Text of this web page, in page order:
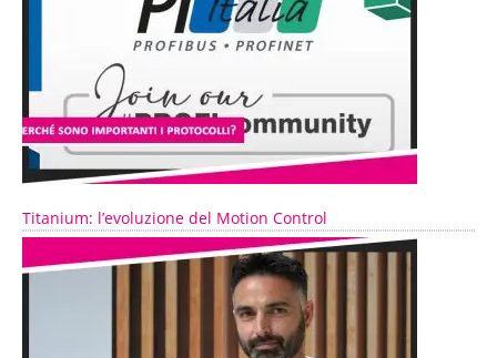
Titanium: l’evoluzione del Motion Control